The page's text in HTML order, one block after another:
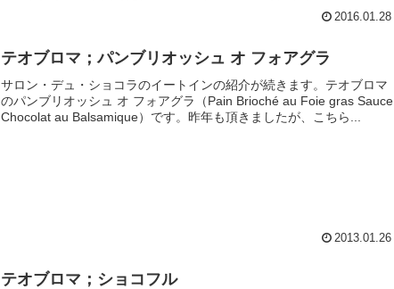
2016.01.28
テオブロマ；パンブリオッシュ オ フォアグラ
サロン・デュ・ショコラのイートインの紹介が続きます。テオブロマ
のパンブリオッシュ オ フォアグラ（Pain Brioché au Foie gras Sauce
Chocolat au Balsamique）です。昨年も頂きましたが、こちら...
2013.01.26
テオブロマ；ショコフル